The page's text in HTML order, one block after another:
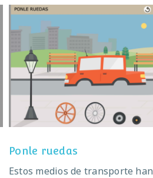
Ponle ruedas
Ponle ruedas
Estos medios de transporte han